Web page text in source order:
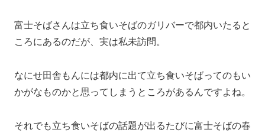
富士そばさんは立ち食いそばのガリバーで都内いたると
ころにあるのだが、実は私未訪問。
なにせ田舎もんには都内に出て立ち食いそばってのもい
かがなものかと思ってしまうところがあるんですよね。
それでも立ち食いそばの話題が出るたびに富士そばの春